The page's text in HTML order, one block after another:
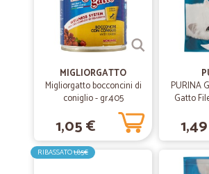
MIGLIORGATTO
Migliorgatto bocconcini di
coniglio - gr.405
1,05 €
PURINA
Gatto
RIBASSATO1,85€